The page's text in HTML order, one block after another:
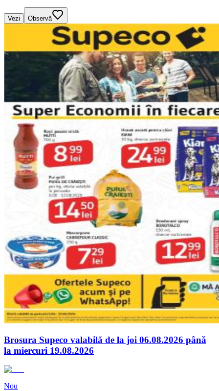
Vezi Observă
Brosura Supeco valabilă de la joi 06.08.2026 până
la miercuri 19.08.2026
Nou